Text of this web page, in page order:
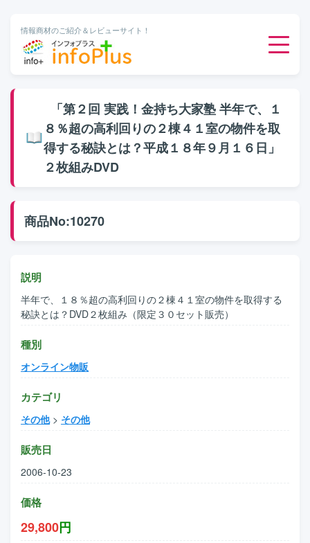
情報商材のご紹介＆レビューサイト！
有料メルマガ
「第２回 実践！金持ち大家塾 半年で、１
８％超の高利回りの２棟４１室の物件を取
得する秘訣とは？平成１８年９月１６日」
２枚組みDVD
商品No:10270
説明
半年で、１８％超の高利回りの２棟４１室の物件を取得する
秘訣とは？DVD２枚組み（限定３０セット販売）
種別
オンライン物販
カテゴリ
その他> その他
販売日
2006-10-23
価格
29,800円